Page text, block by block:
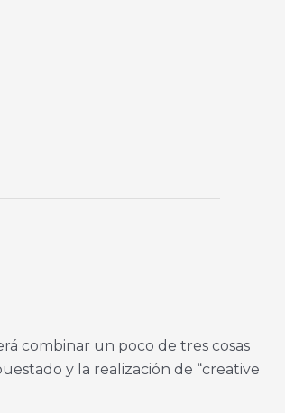
combinar un poco de tres cosas
y la realización de “creative